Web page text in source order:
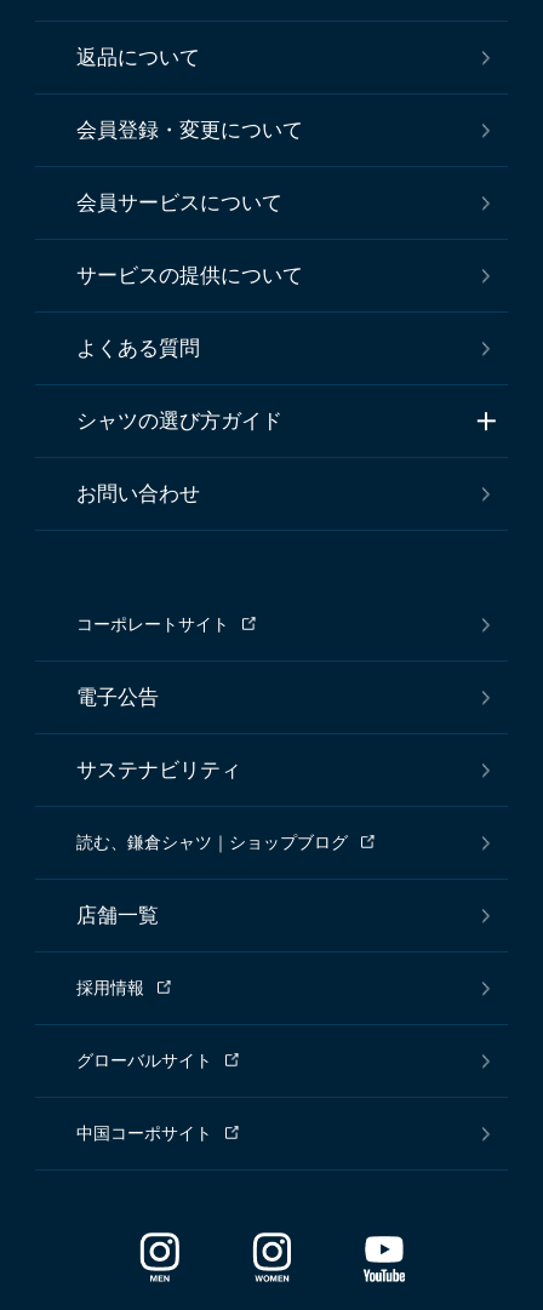
返品について
会員登録・変更について
会員サービスについて
サービスの提供について
よくある質問
シャツの選び方ガイド
お問い合わせ
コーポレートサイト
電子公告
サステナビリティ
読む、鎌倉シャツ｜ショップブログ
店舗一覧
採用情報
グローバルサイト
中国コーポサイト